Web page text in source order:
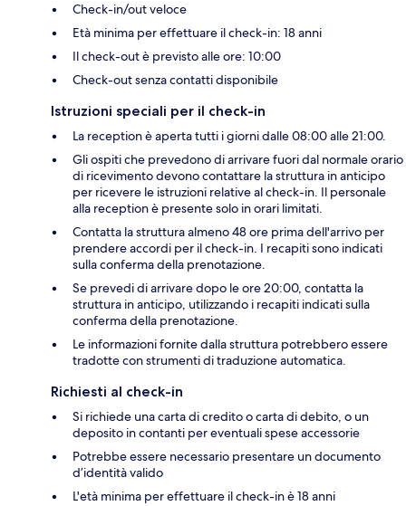
Check-in/out veloce
Età minima per effettuare il check-in: 18 anni
Il check-out è previsto alle ore: 10:00
Check-out senza contatti disponibile
Istruzioni speciali per il check-in
La reception è aperta tutti i giorni dalle 08:00 alle 21:00.
Gli ospiti che prevedono di arrivare fuori dal normale orario
di ricevimento devono contattare la struttura in anticipo
per ricevere le istruzioni relative al check-in. Il personale
alla reception è presente solo in orari limitati.
Contatta la struttura almeno 48 ore prima dell'arrivo per
prendere accordi per il check-in. I recapiti sono indicati
sulla conferma della prenotazione.
Se prevedi di arrivare dopo le ore 20:00, contatta la
struttura in anticipo, utilizzando i recapiti indicati sulla
conferma della prenotazione.
Le informazioni fornite dalla struttura potrebbero essere
tradotte con strumenti di traduzione automatica.
Richiesti al check-in
Si richiede una carta di credito o carta di debito, o un
deposito in contanti per eventuali spese accessorie
Potrebbe essere necessario presentare un documento
d’identità valido
L'età minima per effettuare il check-in è 18 anni